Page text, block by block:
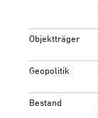
Objektträger
Geopolitik
Bestand